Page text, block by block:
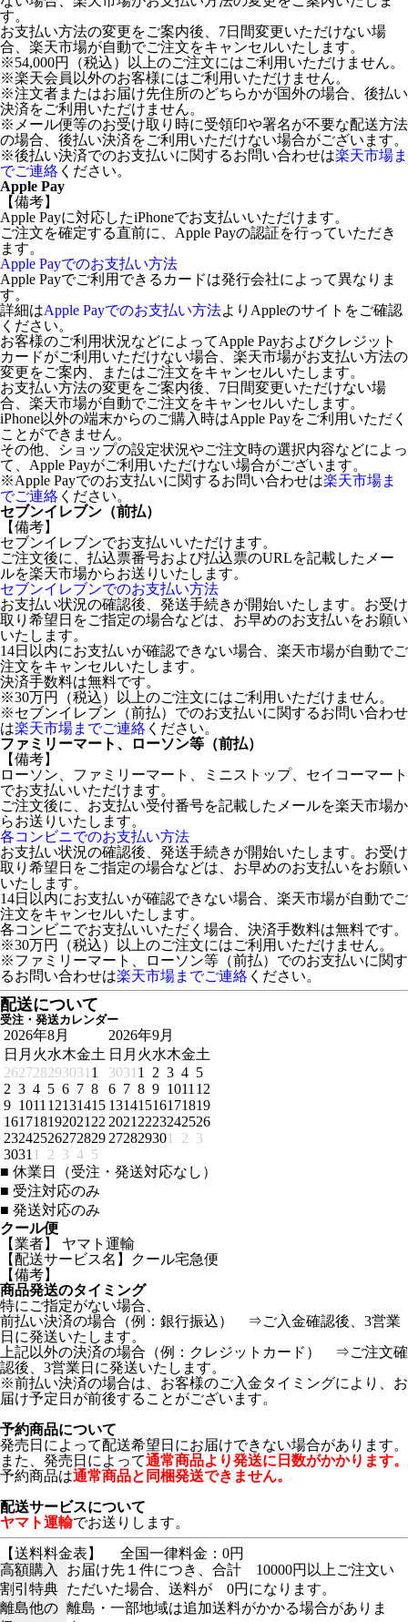
す。
お支払い方法の変更をご案内後、7日間変更いただけない場
合、楽天市場が自動でご注文をキャンセルいたします。
※54,000円（税込）以上のご注文にはご利用いただけません。
※楽天会員以外のお客様にはご利用いただけません。
※注文者またはお届け先住所のどちらかが国外の場合、後払い
決済をご利用いただけません。
※メール便等のお受け取り時に受領印や署名が不要な配送方法
の場合、後払い決済をご利用いただけない場合がございます。
※後払い決済でのお支払いに関するお問い合わせは楽天市場ま
でご連絡 ください。
Apple Pay
【備考】
Apple Payに対応したiPhoneでお支払いいただけます。
ご注文を確定する直前に、Apple Payの認証を行っていただき
ます。
Apple Payでのお支払い方法
Apple Payでご利用できるカードは発行会社によって異なりま
す。
詳細はApple Payでのお支払い方法よりAppleのサイトをご確認
ください。
お客様のご利用状況などによってApple Payおよびクレジット
カードがご利用いただけない場合、楽天市場がお支払い方法の
変更をご案内、またはご注文をキャンセルいたします。
お支払い方法の変更をご案内後、7日間変更いただけない場
合、楽天市場が自動でご注文をキャンセルいたします。
iPhone以外の端末からのご購入時はApple Payをご利用いただく
ことができません。
その他、ショップの設定状況やご注文時の選択内容などによっ
て、Apple Payがご利用いただけない場合がございます。
※Apple Payでのお支払いに関するお問い合わせは楽天市場ま
でご連絡 ください。
セブンイレブン（前払）
【備考】
セブンイレブンでお支払いいただけます。
ご注文後に、払込票番号および払込票のURLを記載したメー
ルを楽天市場からお送りいたします。
セブンイレブンでのお支払い方法
お支払い状況の確認後、発送手続きが開始いたします。お受け
取り希望日をご指定の場合などは、お早めのお支払いをお願い
いたします。
14日以内にお支払いが確認できない場合、楽天市場が自動でご
注文をキャンセルいたします。
決済手数料は無料です。
※30万円（税込）以上のご注文にはご利用いただけません。
※セブンイレブン（前払）でのお支払いに関するお問い合わせ
は楽天市場までご連絡 ください。
ファミリーマート、ローソン等（前払）
【備考】
ローソン、ファミリーマート、ミニストップ、セイコーマート
でお支払いいただけます。
ご注文後に、お支払い受付番号を記載したメールを楽天市場か
らお送りいたします。
各コンビニでのお支払い方法
お支払い状況の確認後、発送手続きが開始いたします。お受け
取り希望日をご指定の場合などは、お早めのお支払いをお願い
いたします。
14日以内にお支払いが確認できない場合、楽天市場が自動でご
注文をキャンセルいたします。
各コンビニでお支払いいただく場合、決済手数料は無料です。
※30万円（税込）以上のご注文にはご利用いただけません。
※ファミリーマート、ローソン等（前払）でのお支払いに関す
るお問い合わせは楽天市場までご連絡 ください。
配送について
受注・発送カレンダー
2026年8月
日 月 火水木金土
262728293031 1
2 3 4 5 6 7 8
9 1011 12131415
161718192021 22
23242526272829
3031 1 2 3 4 5
2026年9月
日 月 火水木金土
3031 1 2 3 4 5
6 7 8 9 1011 12
13141516171819
2021 2223242526
272829301 2 3
■ 休業日（受注・発送対応なし）
■ 受注対応のみ
■ 発送対応のみ
クール便
【業者】 ヤマト運輸
【配送サービス名】クール宅急便
【備考】
商品発送のタイミング
特にご指定がない場合、
前払い決済の場合（例：銀行振込） ⇒ご入金確認後、3営業
日に発送いたします。
上記以外の決済の場合（例：クレジットカード） ⇒ご注文確
認後、3営業日に発送いたします。
※前払い決済の場合は、お客様のご入金タイミングにより、お
届け予定日が前後することがございます。
予約商品について
発売日によって配送希望日にお届けできない場合があります。
また、発売日によって通常商品より発送に日数がかかります。
予約商品は通常商品と同梱発送できません。
配送サービスについて
ヤマト運輸でお送りします。
【送料料金表】
全国一律料金：0円
高額購入
割引特典
お届け先１件につき、合計 10000円以上ご注文い
ただいた場合、送料が 0円になります。
離島他の 離島・一部地域は追加送料がかかる場合がありま